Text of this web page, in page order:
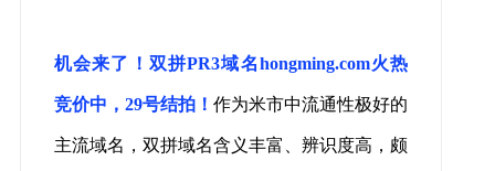
机会来了！双拼PR3域名hongming.com火热
竞价中 ， 29号结拍！作为米市中流通性极好的
主流域名，双拼域名含义丰富、辨识度高，颇